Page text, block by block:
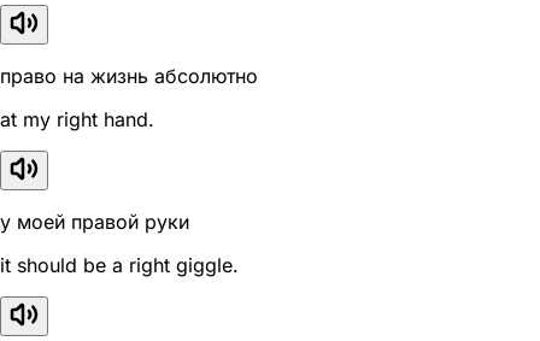
право на жизнь абсолютно
at my right hand.
у моей правой руки
it should be a right giggle.